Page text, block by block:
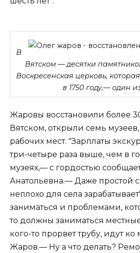
В
Вятском — десятки
Воскресенская церковь,
в 1750 году,— один
Жаровы восстановили более
Вятском, открыли семь
рабочих мест. "Зарплаты
три-четыре раза выше, чем в
музеях,— с гордостью
Анатольевна.— Даже простой
неплохо для села
заниматься и проблемами,
то должны заниматься
кого-то прорвет трубу, идут
Жаров.— Ну а что делать?